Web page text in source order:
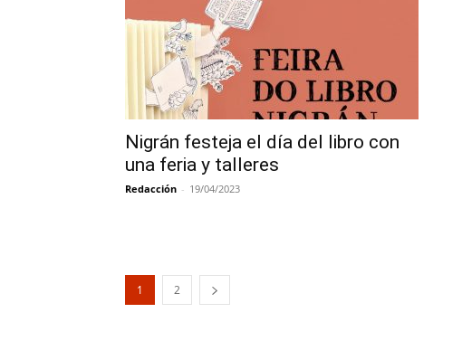
Nigrán festeja el día del libro con
una feria y talleres
Redacción - 19/04/2023
1 2